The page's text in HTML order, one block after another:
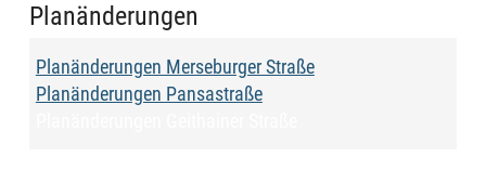
Planänderungen
Planänderungen Merseburger Straße
Planänderungen Pansastraße